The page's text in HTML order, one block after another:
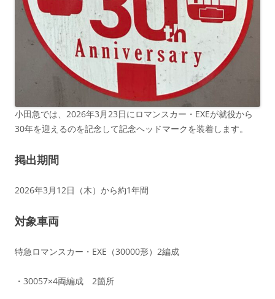
小田急では、2026年3月23日にロマンスカー・EXEが就役から
30年を迎えるのを記念して記念ヘッドマークを装着します。
掲出期間
2026年3月12日（木）から約1年間
対象車両
特急ロマンスカー・EXE（30000形）2編成
・30057×4両編成 2箇所